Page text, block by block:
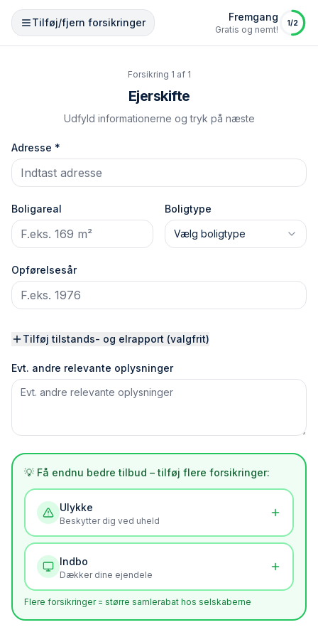
Tilføj/fjern forsikringer Fremgang
Gratis og nemt!
1/2
Forsikring 1 af 1
Ejerskifte
Udfyld informationerne og tryk på næste
Adresse *
Boligareal Boligtype
Vælg boligtype
Opførelsesår
Tilføj tilstands- og elrapport (valgfrit)
Evt. andre relevante oplysninger
💡 Få endnu bedre tilbud – tilføj flere forsikringer:
Ulykke
Beskytter dig ved uheld
Indbo
Dækker dine ejendele
Flere forsikringer = større samlerabat hos selskaberne